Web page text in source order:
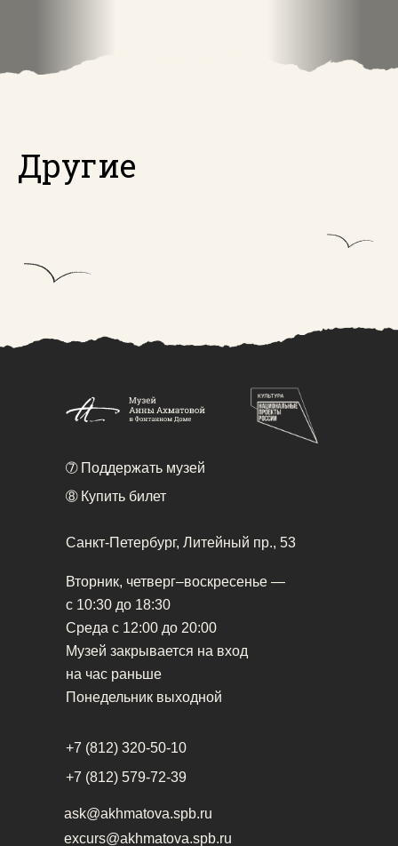
Другие
Санкт-Петербург, Литейный пр., 53
Вторник, четверг–воскресенье —
с 10:30 до 18:30
Среда с 12:00 до 20:00
Музей закрывается на вход
на час раньше
Понедельник выходной
ask@akhmatova.spb.ru
+7 (812) 579-72-39
+7 (812) 320-50-10
➆Поддержать музей
➇Купить билет
excurs@akhmatova.spb.ru